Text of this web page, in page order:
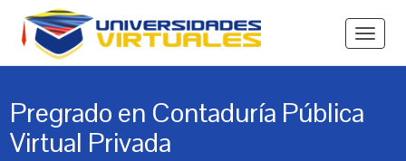
Ver
Pregrado en Contaduría Pública
Virtual Privada